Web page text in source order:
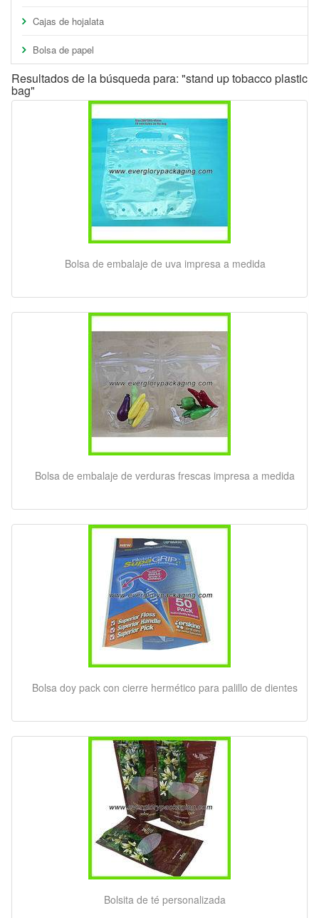
Cajas de hojalata
Bolsa de papel
Resultados de la búsqueda para: "stand up tobacco plastic
bag"
Bolsa de embalaje de uva impresa a medida
Bolsa de embalaje de verduras frescas impresa a medida
Bolsa doy pack con cierre hermético para palillo de dientes
Bolsita de té personalizada